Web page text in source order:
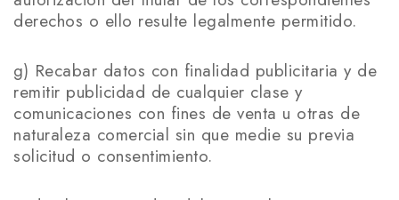
derechos o ello resulte legalmente permitido.
g) Recabar datos con finalidad publicitaria y de
remitir publicidad de cualquier clase y
comunicaciones con fines de venta u otras de
naturaleza comercial sin que medie su previa
solicitud o consentimiento.